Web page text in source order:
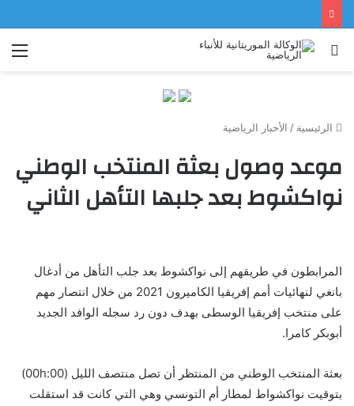
بحث
الرئيسية / الأخبار الرياضية
موعد وصول بعثة المنتخب الوطني
نواكشوط بعد جلبها التأهل الثاني
المرابطون في طريقهم إلى نواكشوط بعد جلب التأهل من أدغال
بانغي لنهائيات أمم إفريقيا الكاميرون 2021 من خلال انتصار مهم
على منتخب إفريقيا الوسطى بهدف دون رد سجله الوافد الجديد
أبوبكر كامرا.
بعثة المنتخب الوطني من المنتظر أن تصل منتصف الليل (00h:00)
بتوقيت نواكشواط لمطار أم التونسي وهي التي كانت قد استقلت